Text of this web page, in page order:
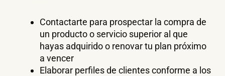
Contactarte para prospectar la compra de
un producto o servicio superior al que
hayas adquirido o renovar tu plan próximo
a vencer
Elaborar perfiles de clientes conforme a los